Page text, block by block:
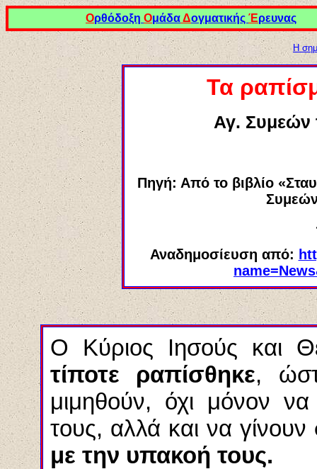
Ορθόδοξη ΟμάδαΔογματικής Έρευνας
Η
Τα
Αγ. Συμεών
Πηγή: Από το βιβλίο «
Αναδημοσίευση από:
Ο Κύριος Ιησούς και
τίποτε ραπίσθηκε,
μιμηθούν, όχι μόνον
τους, αλλά και να γίνουν
με την υπακοή τους.